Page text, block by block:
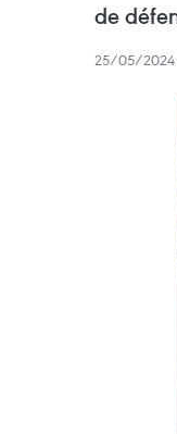
de
25/05/2024